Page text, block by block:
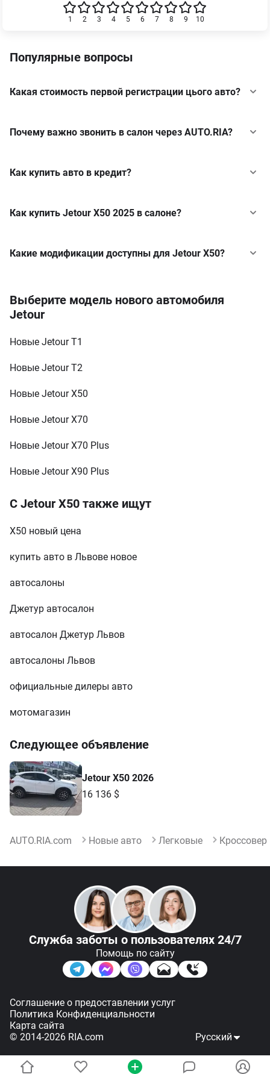
10
9
8
7
6
5
4
3
2
1
Популярные вопросы
Какая стоимость первой регистрации цього авто?
Почему важно звонить в салон через AUTO.RIA?
Как купить авто в кредит?
Jetour T1у кредит
Как купить Jetour X50 2025 в салоне?
Какие модификации доступны для Jetour X50?
1.5 TCI DCT (147 к.с.)
от 780 000 грн
от 720 000 грн
Выберите модель нового автомобиля
Jetour
Новые Jetour T1
Новые Jetour T2
Новые Jetour X50
Новые Jetour X70
Новые Jetour X70 Plus
Новые Jetour X90 Plus
С Jetour X50 также ищут
Х50 новый цена
купить авто в Львове новое
автосалоны
Джетур автосалон
автосалон Джетур Львов
автосалоны Львов
официальные дилеры авто
мотомагазин
Следующее объявление
Jetour X50 2026
16 136 $
AUTO.RIA.com Новые авто Легковые Кроссовер
Служба заботы о пользователях 24/7
Помощь по сайту
© 2014-2026 RIA.com
Соглашение о предоставлении услуг
Политика Конфиденциальности
Карта сайта
Русский